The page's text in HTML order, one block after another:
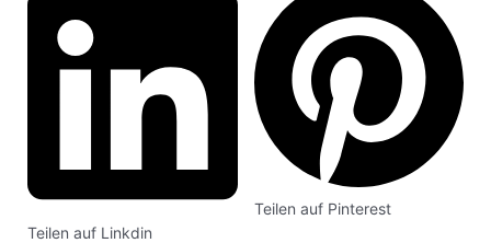
Teilen auf Linkdin
Teilen auf Pinterest